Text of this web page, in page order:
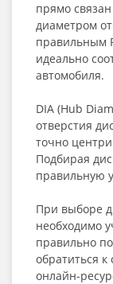
прямо
диаметром
правильным
идеально
автомобиля.
DIA (Hub
отверстия
точно
Подбирая
правильную
При выборе
необходимо
правильно
обратиться
онлайн-